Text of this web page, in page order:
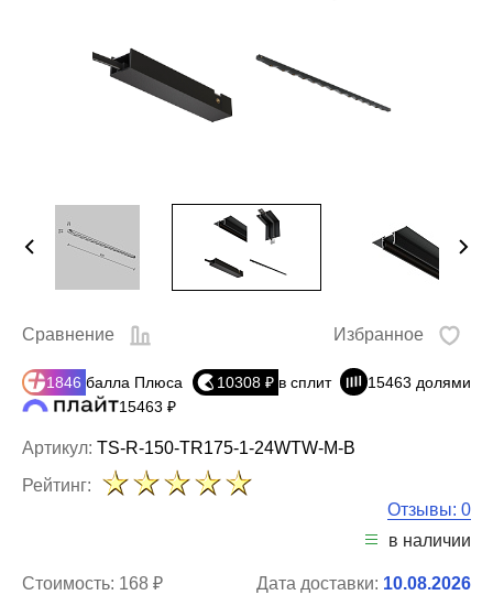
Артикул: TS-R-150-TR175-1-24WTW-M-B
Сравнение Избранное
1846 балла Плюса 10308 ₽ в сплит
15463 долями
15463 ₽
Рейтинг:
Отзывы: 0
в наличии
Стоимость: 168 ₽ Дата доставки: 10.08.2026